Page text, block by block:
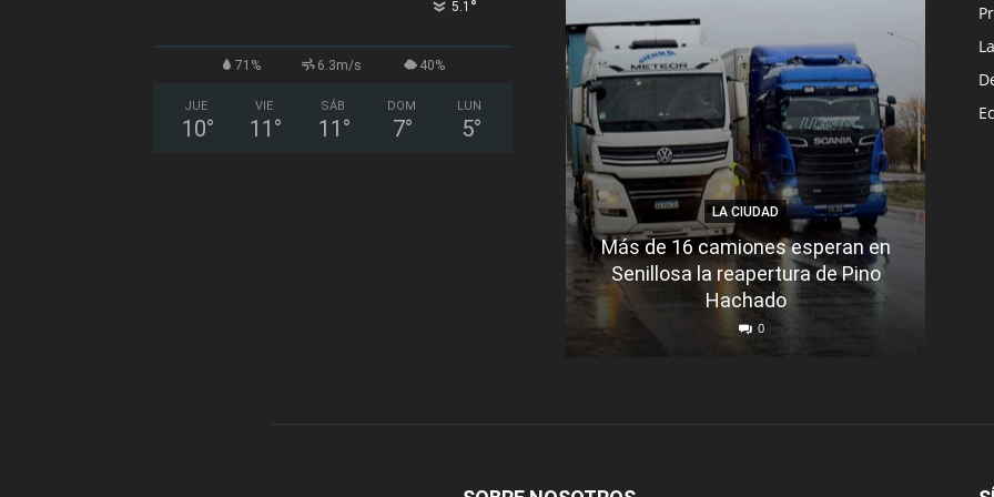
5.1 °
71% 6.3m/s 40%
JUE
10°
VIE
11 °
SÁB
11 °
DOM
7°
LUN
5°
LA CIUDAD
Más de 16 camiones esperan en
Senillosa la reapertura de Pino
Hachado
0